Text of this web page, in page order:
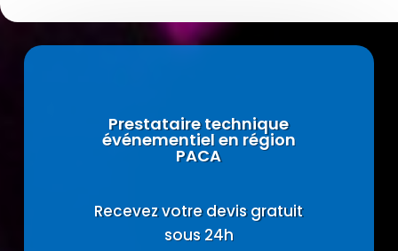
Prestataire technique
événementiel en région
PACA
Recevez votre devis gratuit
sous 24h